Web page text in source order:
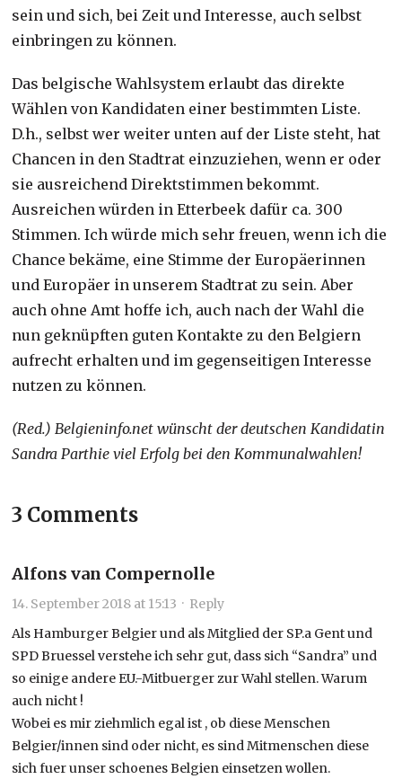
sein und sich, bei Zeit und Interesse, auch selbst
einbringen zu können.
Das belgische Wahlsystem erlaubt das direkte
Wählen von Kandidaten einer bestimmten Liste.
D.h., selbst wer weiter unten auf der Liste steht, hat
Chancen in den Stadtrat einzuziehen, wenn er oder
sie ausreichend Direktstimmen bekommt.
Ausreichen würden in Etterbeek dafür ca. 300
Stimmen. Ich würde mich sehr freuen, wenn ich die
Chance bekäme, eine Stimme der Europäerinnen
und Europäer in unserem Stadtrat zu sein. Aber
auch ohne Amt hoffe ich, auch nach der Wahl die
nun geknüpften guten Kontakte zu den Belgiern
aufrecht erhalten und im gegenseitigen Interesse
nutzen zu können.
(Red.) Belgieninfo.net wünscht der deutschen Kandidatin
Sandra Parthie viel Erfolg bei den Kommunalwahlen!
3 Comments
Alfons van Compernolle
14. September 2018 at 15:13 · Reply
Als Hamburger Belgier und als Mitglied der SP.a Gent und
SPD Bruessel verstehe ich sehr gut, dass sich “Sandra” und
so einige andere EU.-Mitbuerger zur Wahl stellen. Warum
auch nicht !
Wobei es mir ziehmlich egal ist , ob diese Menschen
Belgier/innen sind oder nicht, es sind Mitmenschen diese
sich fuer unser schoenes Belgien einsetzen wollen.